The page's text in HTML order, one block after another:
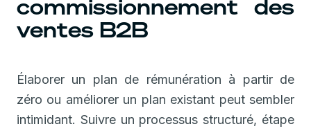
commissionnement des
ventes B2B
Élaborer un plan de rémunération à partir de
zéro ou améliorer un plan existant peut sembler
intimidant. Suivre un processus structuré, étape